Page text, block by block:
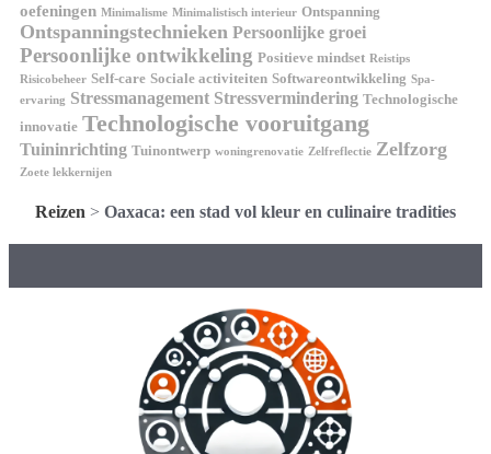
oefeningen Minimalisme Minimalistisch interieur Ontspanning
Ontspanningstechnieken Persoonlijke groei
Persoonlijke ontwikkeling Positieve mindset Reistips
Risicobeheer Self-care Sociale activiteiten Softwareontwikkeling Spa-
ervaring Stressmanagement Stressvermindering Technologische
innovatie Technologische vooruitgang
Tuininrichting Tuinontwerp woningrenovatie Zelfreflectie Zelfzorg
Zoete lekkernijen
Reizen > Oaxaca: een stad vol kleur en culinaire tradities